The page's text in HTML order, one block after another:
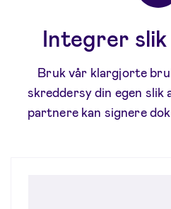
Integrer
Bruk vår klargjorte
skreddersy din egen slik
partnere kan signere